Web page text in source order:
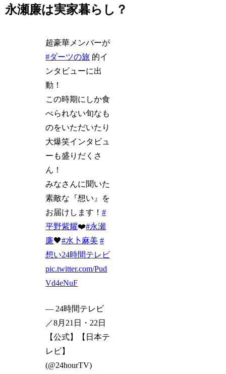
永瀬廉は実家暮らし？
超豪華メンバーが
#ダーツの旅 的イ
ンタビューに出
動！
この時期にしか食
べられない旬なも
のをいただいたり
大爆笑インタビュ
ーも盛りだくさ
ん！
みなさんに聞いた
素敵な『想い』を
お届けします！#
平野紫耀❤️#永瀬
廉🖤#水卜麻美 #
想い24時間テレビ
pic.twitter.com/Pud
Vd4eNuF
— 24時間テレビ
／8月21日・22日
【公式】【日本テ
レビ】
(@24hourTV)